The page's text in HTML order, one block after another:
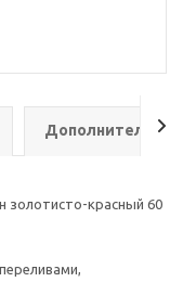
Дополнительно
золотисто-красный 60